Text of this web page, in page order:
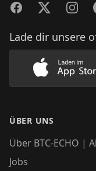
FacebookTwitter
Lade dir unsere
Lade
ÜBER UNS
Über BTC-ECHO |
Jobs